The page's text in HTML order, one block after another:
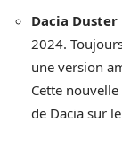
Dacia Duster
2024.
une version
Cette
de Dacia sur